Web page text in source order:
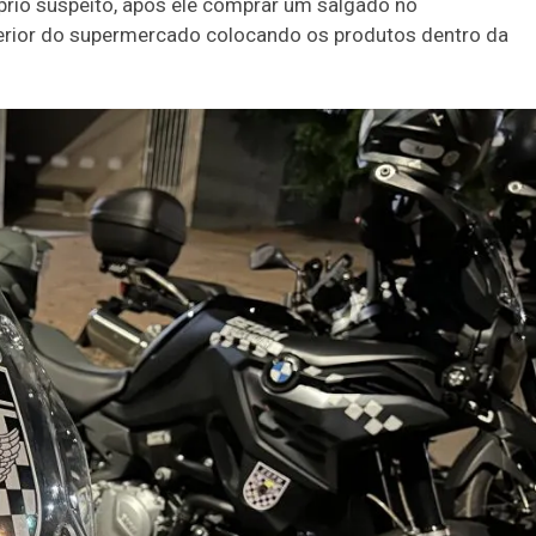
do supermercado colocando os produtos dentro da
26)
26 27
50 57
Duplasena
Concurso 2993 (07/08/26)
03 07 28 50
Ver detalhes